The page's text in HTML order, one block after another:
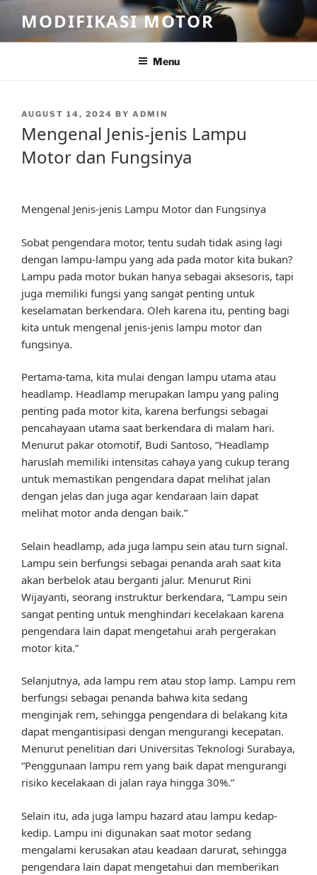
content
MODIFIKASI MOTOR
Menu
POSTED
AUGUST 14, 2024 BY ADMIN
Mengenal Jenis-jenis Lampu
Motor dan Fungsinya
Mengenal Jenis-jenis Lampu Motor dan Fungsinya
Sobat pengendara motor, tentu sudah tidak asing lagi
dengan lampu-lampu yang ada pada motor kita bukan?
Lampu pada motor bukan hanya sebagai aksesoris, tapi
juga memiliki fungsi yang sangat penting untuk
keselamatan berkendara. Oleh karena itu, penting bagi
kita untuk mengenal jenis-jenis lampu motor dan
fungsinya.
Pertama-tama, kita mulai dengan lampu utama atau
headlamp. Headlamp merupakan lampu yang paling
penting pada motor kita, karena berfungsi sebagai
pencahayaan utama saat berkendara di malam hari.
Menurut pakar otomotif, Budi Santoso, “Headlamp
haruslah memiliki intensitas cahaya yang cukup terang
untuk memastikan pengendara dapat melihat jalan
dengan jelas dan juga agar kendaraan lain dapat
melihat motor anda dengan baik.”
Selain headlamp, ada juga lampu sein atau turn signal.
Lampu sein berfungsi sebagai penanda arah saat kita
akan berbelok atau berganti jalur. Menurut Rini
Wijayanti, seorang instruktur berkendara, “Lampu sein
sangat penting untuk menghindari kecelakaan karena
pengendara lain dapat mengetahui arah pergerakan
motor kita.”
Selanjutnya, ada lampu rem atau stop lamp. Lampu rem
berfungsi sebagai penanda bahwa kita sedang
menginjak rem, sehingga pengendara di belakang kita
dapat mengantisipasi dengan mengurangi kecepatan.
Menurut penelitian dari Universitas Teknologi Surabaya,
“Penggunaan lampu rem yang baik dapat mengurangi
risiko kecelakaan di jalan raya hingga 30%.”
Selain itu, ada juga lampu hazard atau lampu kedap-
kedip. Lampu ini digunakan saat motor sedang
mengalami kerusakan atau keadaan darurat, sehingga
pengendara lain dapat mengetahui dan memberikan